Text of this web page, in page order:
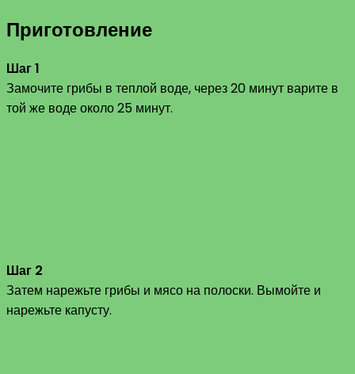
Приготовление
Шаг 1
Замочите грибы в теплой воде, через 20 минут варите в
той же воде около 25 минут.
Шаг 2
Затем нарежьте грибы и мясо на полоски. Вымойте и
нарежьте капусту.